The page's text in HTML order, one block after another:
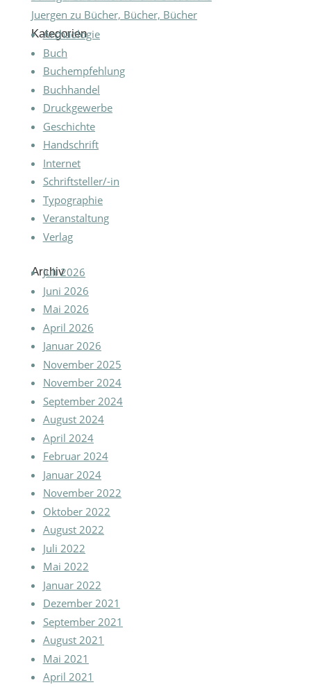
Juergen zu Bücher, Bücher, Bücher
Kategorien
Archäologie
Buch
Buchempfehlung
Buchhandel
Druckgewerbe
Geschichte
Handschrift
Internet
Schriftsteller/-in
Typographie
Veranstaltung
Verlag
Archiv
Juli 2026
Juni 2026
Mai 2026
April 2026
Januar 2026
November 2025
November 2024
September 2024
August 2024
April 2024
Februar 2024
Januar 2024
November 2022
Oktober 2022
August 2022
Juli 2022
Mai 2022
Januar 2022
Dezember 2021
September 2021
August 2021
Mai 2021
April 2021